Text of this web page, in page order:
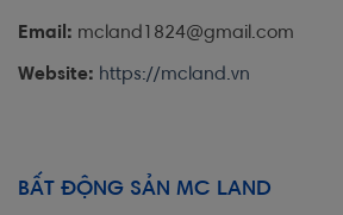
Email: mcland1824@gmail.com
Website: https://mcland.vn
BẤT ĐỘNG SẢN MC LAND